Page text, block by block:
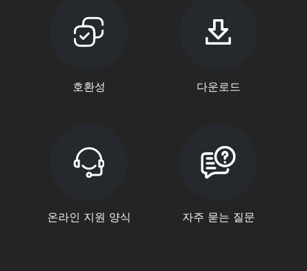
호환성 다운로드
온라인 지원 양식 자주 묻는 질문